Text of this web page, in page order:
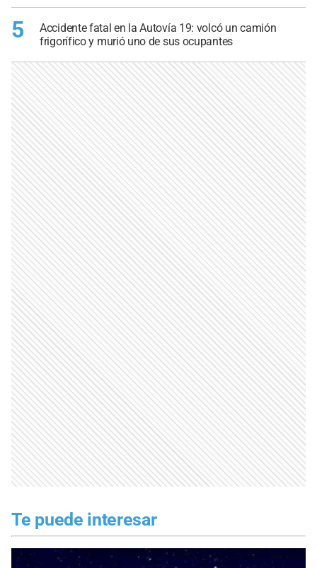
5
Accidente fatal en la Autovía 19: volcó un camión
frigorífico y murió uno de sus ocupantes
Te puede interesar